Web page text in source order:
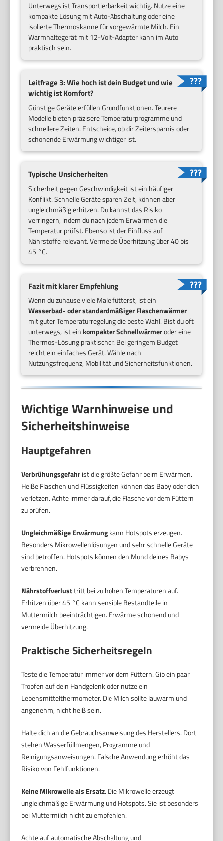
Unterwegs ist Transportierbarkeit wichtig. Nutze eine
kompakte Lösung mit Auto-Abschaltung oder eine
isolierte Thermoskanne für vorgewärmte Milch. Ein
Warmhaltegerät mit 12-Volt-Adapter kann im Auto
praktisch sein.
Leitfrage 3: Wie hoch ist dein Budget und wie
wichtig ist Komfort?
Günstige Geräte erfüllen Grundfunktionen. Teurere
Modelle bieten präzisere Temperaturprogramme und
schnellere Zeiten. Entscheide, ob dir Zeitersparnis oder
schonende Erwärmung wichtiger ist.
Typische Unsicherheiten
Sicherheit gegen Geschwindigkeit ist ein häufiger
Konflikt. Schnelle Geräte sparen Zeit, können aber
ungleichmäßig erhitzen. Du kannst das Risiko
verringern, indem du nach jedem Erwärmen die
Temperatur prüfst. Ebenso ist der Einfluss auf
Nährstoffe relevant. Vermeide Überhitzung über 40 bis
45 °C.
Fazit mit klarer Empfehlung
Wenn du zuhause viele Male fütterst, ist ein
Wasserbad- oder standardmäßiger Flaschenwärmer
mit guter Temperaturregelung die beste Wahl. Bist du oft
unterwegs, ist einkompakter Schnellwärmeroder eine
Thermos-Lösung praktischer. Bei geringem Budget
reicht ein einfaches Gerät. Wähle nach
Nutzungsfrequenz, Mobilität und Sicherheitsfunktionen.
Wichtige Warnhinweise und
Sicherheitshinweise
Hauptgefahren
Verbrühungsgefahrist die größte Gefahr beim Erwärmen.
Heiße Flaschen und Flüssigkeiten können das Baby oder dich
verletzen. Achte immer darauf, die Flasche vor dem Füttern
zu prüfen.
Ungleichmäßige Erwärmungkann Hotspots erzeugen.
Besonders Mikrowellenlösungen und sehr schnelle Geräte
sind betroffen. Hotspots können den Mund deines Babys
verbrennen.
Nährstoffverlusttritt bei zu hohen Temperaturen auf.
Erhitzen über 45 °C kann sensible Bestandteile in
Muttermilch beeinträchtigen. Erwärme schonend und
vermeide Überhitzung.
Praktische Sicherheitsregeln
Teste die Temperatur immer vor dem Füttern. Gib ein paar
Tropfen auf dein Handgelenk oder nutze ein
Lebensmittelthermometer. Die Milch sollte lauwarm und
angenehm, nicht heiß sein.
Halte dich an die Gebrauchsanweisung des Herstellers. Dort
stehen Wasserfüllmengen, Programme und
Reinigungsanweisungen. Falsche Anwendung erhöht das
Risiko von Fehlfunktionen.
Keine Mikrowelle als Ersatz. Die Mikrowelle erzeugt
ungleichmäßige Erwärmung und Hotspots. Sie ist besonders
bei Muttermilch nicht zu empfehlen.
Achte auf automatische Abschaltung und